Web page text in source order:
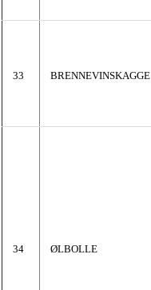
33 BRENNEVINSKAGGE
34 ØLBOLLE